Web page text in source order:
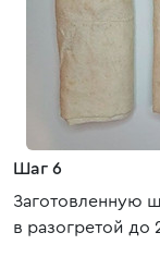
Шаг 6
Заготовленную
в разогретой до